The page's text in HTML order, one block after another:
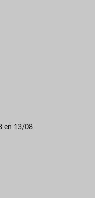
en 13/08